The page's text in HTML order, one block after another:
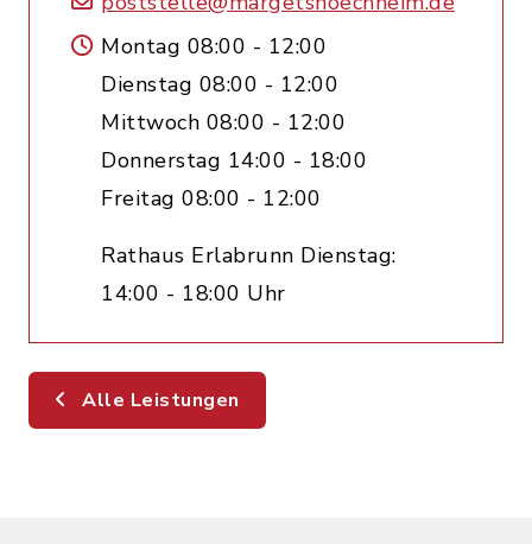
Montag 08:00 - 12:00
Dienstag 08:00 - 12:00
Mittwoch 08:00 - 12:00
Donnerstag 14:00 - 18:00
Freitag 08:00 - 12:00
Rathaus Erlabrunn Dienstag:
14:00 - 18:00 Uhr
Alle Leistungen